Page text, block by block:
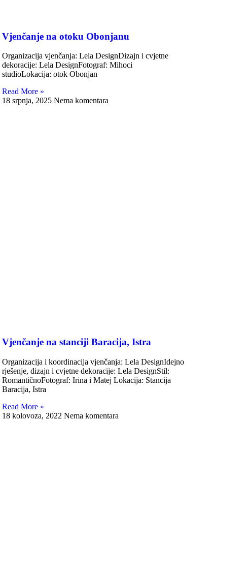
Vjenčanje na otoku Obonjanu
Organizacija vjenčanja: Lela DesignDizajn i cvjetne
dekoracije: Lela DesignFotograf: Mihoci
studioLokacija: otok Obonjan
Read More »
18 srpnja, 2025 Nema komentara
Vjenčanje na stanciji Baracija, Istra
Organizacija i koordinacija vjenčanja: Lela DesignIdejno
rješenje, dizajn i cvjetne dekoracije: Lela DesignStil:
RomantičnoFotograf: Irina i Matej Lokacija: Stancija
Baracija, Istra
Read More »
18 kolovoza, 2022 Nema komentara